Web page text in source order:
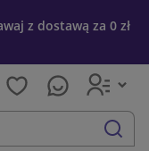
z dostawą za 0 zł
szukaj